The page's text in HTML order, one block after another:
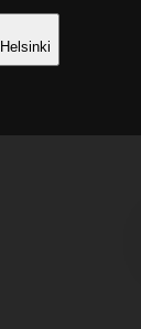
Helsinki